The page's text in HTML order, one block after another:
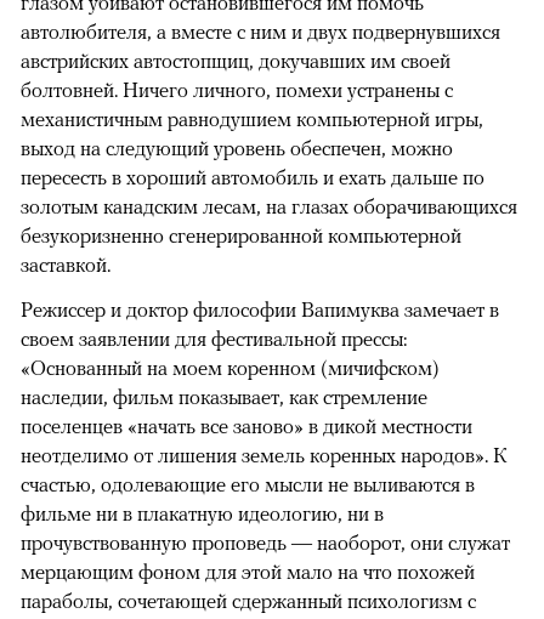
автолюбителя, а вместе с ним и двух подвернувшихся
австрийских автостопщиц, докучавших им своей
болтовней. Ничего личного, помехи устранены с
механистичным равнодушием компьютерной игры,
выход на следующий уровень обеспечен, можно
пересесть в хороший автомобиль и ехать дальше по
золотым канадским лесам, на глазах оборачивающихся
безукоризненно сгенерированной компьютерной
заставкой.
Режиссер и доктор философии Вапимуква замечает в
своем заявлении для фестивальной прессы:
«Основанный на моем коренном (мичифском)
наследии, фильм показывает, как стремление
поселенцев «начать все заново» в дикой местности
неотделимо от лишения земель коренных народов». К
счастью, одолевающие его мысли не выливаются в
фильме ни в плакатную идеологию, ни в
прочувствованную проповедь — наоборот, они служат
мерцающим фоном для этой мало на что похожей
параболы, сочетающей сдержанный психологизм с